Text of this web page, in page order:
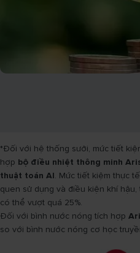
*Đối với hệ thống sưởi, mức tiết
hợp bộ điều nhiệt thông minh
thuật toán AI. Mức tiết kiệm thực
quen sử dụng và điều kiện khí
có thể vượt quá 25%.
Đối với bình nước nóng tích hợp
so với bình nước nóng cơ học